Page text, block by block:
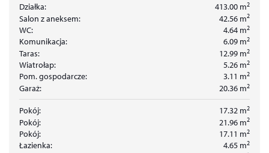
Działka: 413.00 m2
Salon z aneksem: 42.56 m2
WC: 4.64 m2
Komunikacja: 6.09 m2
Taras: 12.99 m2
Wiatrołap: 5.26 m2
Pom. gospodarcze: 3.11 m2
Garaż: 20.36 m2
Pokój: 17.32 m2
Pokój: 21.96 m2
Pokój: 17.11 m2
Łazienka: 4.65 m2